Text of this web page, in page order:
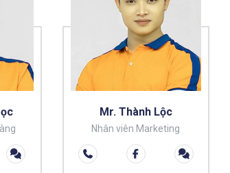
Mr. Thành Lộc
Nhân viên Marketing